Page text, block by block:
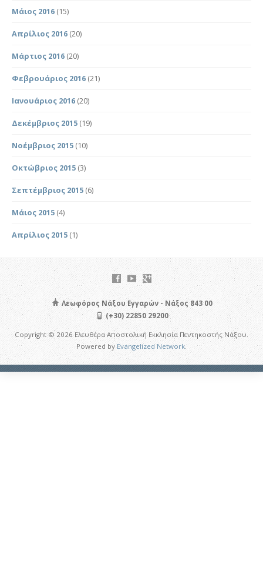
Μάιος 2016 (15)
Απρίλιος 2016 (20)
Μάρτιος 2016 (20)
Φεβρουάριος 2016 (21)
Ιανουάριος 2016 (20)
Δεκέμβριος 2015 (19)
Νοέμβριος 2015 (10)
Οκτώβριος 2015 (3)
Σεπτέμβριος 2015 (6)
Μάιος 2015 (4)
Απρίλιος 2015 (1)
Λεωφόρος Νάξου Εγγαρών - Νάξος 843 00
(+30) 22850 29200
Copyright © 2026 Ελευθέρα Αποστολική Εκκλησία Πεντηκοστής Νάξου.
Powered byEvangelized Network.